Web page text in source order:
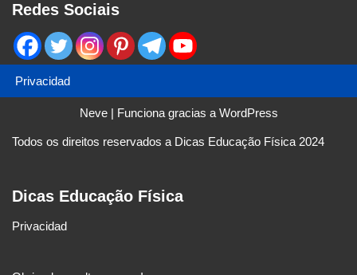
Redes Sociais
Privacidad
Neve| Funciona gracias aWordPress
Todos os direitos reservados a Dicas Educação Física 2024
Dicas Educação Física
Privacidad